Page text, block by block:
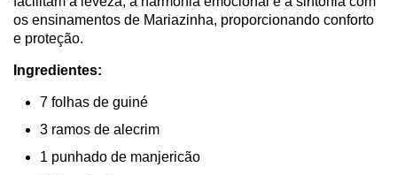
os ensinamentos de Mariazinha, proporcionando conforto
e proteção.
Ingredientes:
7 folhas de guiné
3 ramos de alecrim
1 punhado de manjericão